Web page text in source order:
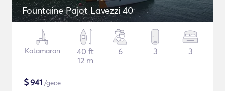
Fountaine Pajot Lavezzi 40
Katamaran
40 ft
12 m
6 3 3
$941 /gece